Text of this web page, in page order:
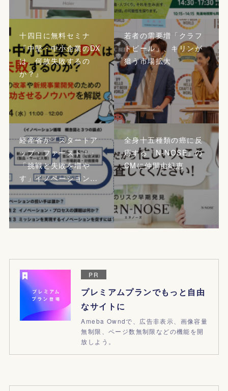
十四日に無料セミナ
『中堅・中小企業のDX
は、何故失敗するの
か？』
若者の需要増「クラフ
トビール」、キリンが
狙う市場拡大
経産省が「スタートア
ップ・ファースト！」
「挑戦と失敗を増や
す」イノベーション…
全身十五種類の癌に反
応する『N-NOSE』の
CMに仲間由紀恵
PR
プレミアムプランでもっと自由
なサイトに
Ameba Owndで、広告非表示、画像容量
無制限、ページ数無制限などの機能を開
放しよう。